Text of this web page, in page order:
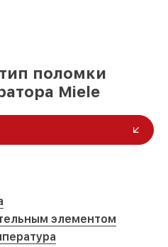
поломки
Miele
элементом